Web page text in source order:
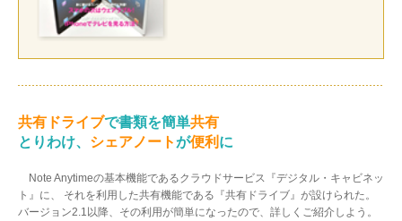
共有ドライブで書類を簡単共有
とりわけ、 シェアノートが便利 に
Note Anytimeの基本機能であるクラウドサービス『デジタル・キャビネッ
ト』に、 それを利用した共有機能である『共有ドライブ』が設けられた。
バージョン2.1以降、その利用が簡単になったので、詳しくご紹介しよう。